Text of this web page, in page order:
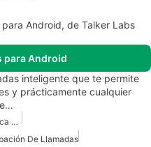
Android, de Talker Labs
para Android
inteligente que te permite
y prácticamente cualquier
Grabadora De Llamadas Automática Para Android
De Llamadas